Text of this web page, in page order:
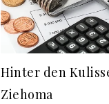
Hinter den
Ziehoma